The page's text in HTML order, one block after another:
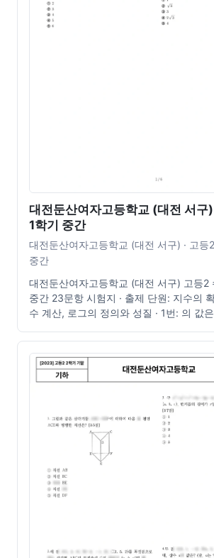
대전둔산여자고등학교 (대전 서
1학기 중간
대전둔산여자고등학교 (대전 서구) · 고등
중간
대전둔산여자고등학교 (대전 서구) 고등2
중간 23문항 시험지 · 출제 단원: 지수의
수 계산, 로그의 정의와 성질 · 1번: 의 값